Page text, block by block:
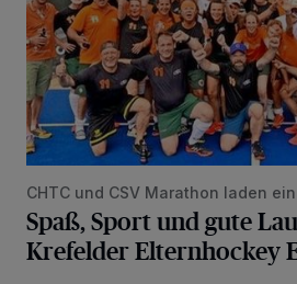
CHTC und CSV Marathon laden ein
Spaß, Sport und gute
Krefelder Elternhockey